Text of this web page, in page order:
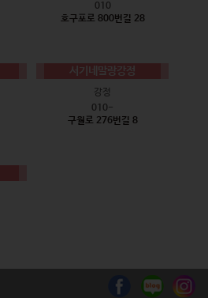
010
호구포로 800번길 28
서기네말랑강정
강정
010-
구월로 276번길 8